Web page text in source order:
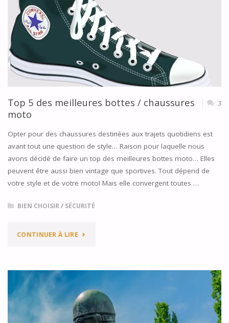
UTILISER
SON
CASQUE
MOTO"
Top 5 des meilleures bottes / chaussures
moto
3
Opter pour des chaussures destinées aux trajets quotidiens est
avant tout une question de style… Raison pour laquelle nous
avons décidé de faire un top des meilleures bottes moto… Elles
peuvent être aussi bien vintage que sportives. Tout dépend de
votre style et de votre moto! Mais elle convergent toutes …
BIEN CHOISIR/ SÉCURITÉ
CONTINUER À LIRE"TOP
MEILLEURES
BOTTES